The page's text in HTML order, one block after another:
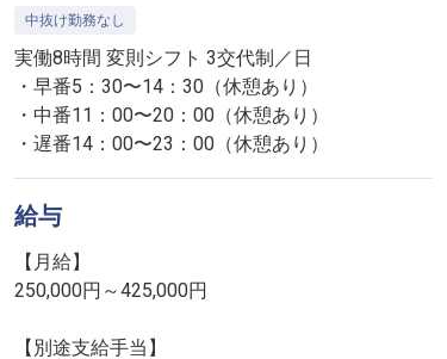
中抜け勤務なし
実働8時間 変則シフト 3交代制／日
・早番5：30〜14：30（休憩あり）
・中番11：00〜20：00（休憩あり）
・遅番14：00〜23：00（休憩あり）
給与
【月給】
250,000円～425,000円
【別途支給手当】